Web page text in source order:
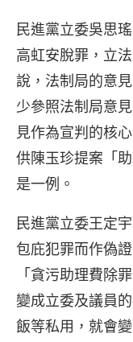
民進黨立委吳思
高虹安脫罪，立
說，法制局的意
少參照法制局意
見作為宣判的核
供陳玉珍提案「
是一例。
民進黨立委王定
包庇犯罪而作偽
「貪污助理費除
變成立委及議員
飯等私用，就會